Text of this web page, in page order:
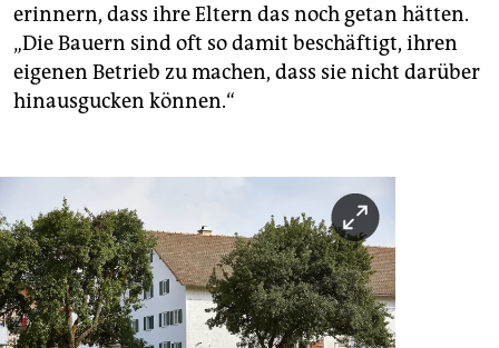
erinnern, dass ihre Eltern das noch getan hätten.
„Die Bauern sind oft so damit beschäftigt, ihren
eigenen Betrieb zu machen, dass sie nicht darüber
hinausgucken können.“